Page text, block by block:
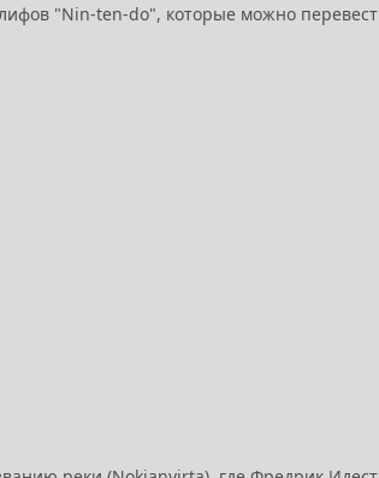
"Nin-ten-do", которые можно